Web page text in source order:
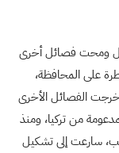
ومحت فصائل أخرى
على المحافظة،
خرجت الفصائل الأخرى
من تركيا، ومنذ
سارعت إلى تشكيل